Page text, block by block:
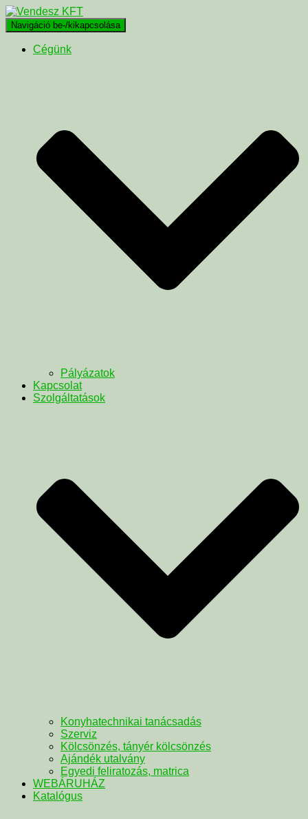
Navigáció be-/kikapcsolása
Cégünk
Pályázatok
Kapcsolat
Szolgáltatások
Konyhatechnikai tanácsadás
Szerviz
Kölcsönzés, tányér kölcsönzés
Ajándék utalvány
Egyedi feliratozás, matrica
WEBÁRUHÁZ
Katalógus